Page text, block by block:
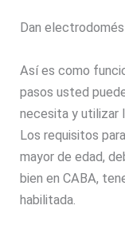
Dan
Así es como
pasos usted
necesita y utilizar
Los requisitos
mayor de edad,
bien en CABA,
habilitada.